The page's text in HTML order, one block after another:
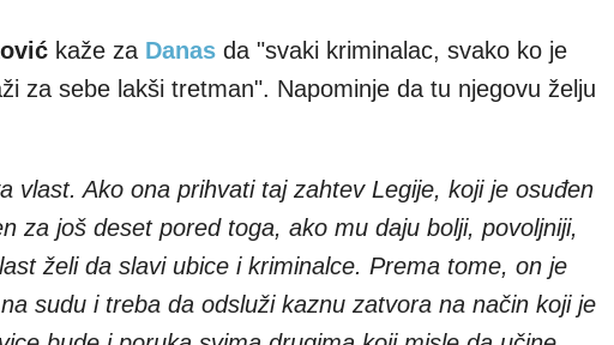
kaže za Danas da "svaki kriminalac, svako ko je
za sebe lakši tretman". Napominje da tu njegovu želju
vlast. Ako ona prihvati taj zahtev Legije, koji je osuđen
za još deset pored toga, ako mu daju bolji, povoljniji,
želi da slavi ubice i kriminalce. Prema tome, on je
sudu i treba da odsluži kaznu zatvora na način koji je